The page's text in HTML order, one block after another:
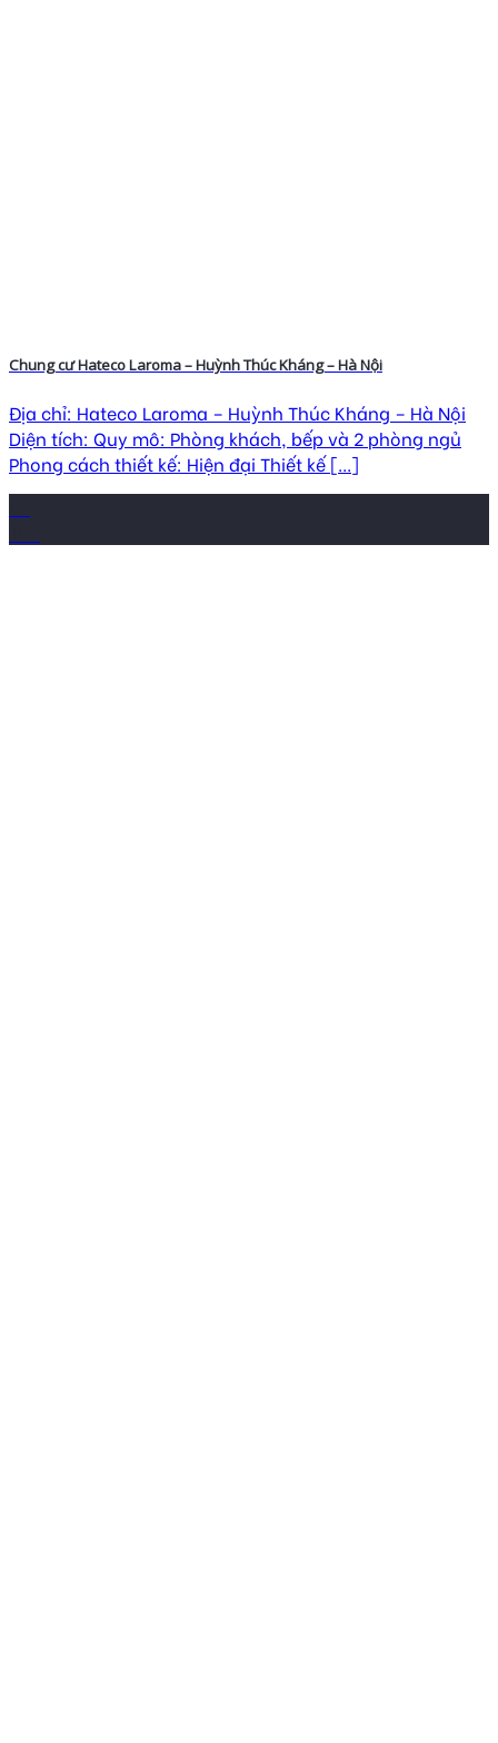
Chung cư Hateco Laroma – Huỳnh Thúc Kháng – Hà Nội
Địa chỉ: Hateco Laroma – Huỳnh Thúc Kháng – Hà Nội
Diện tích: Quy mô: Phòng khách, bếp và 2 phòng ngủ
Phong cách thiết kế: Hiện đại Thiết kế [...]